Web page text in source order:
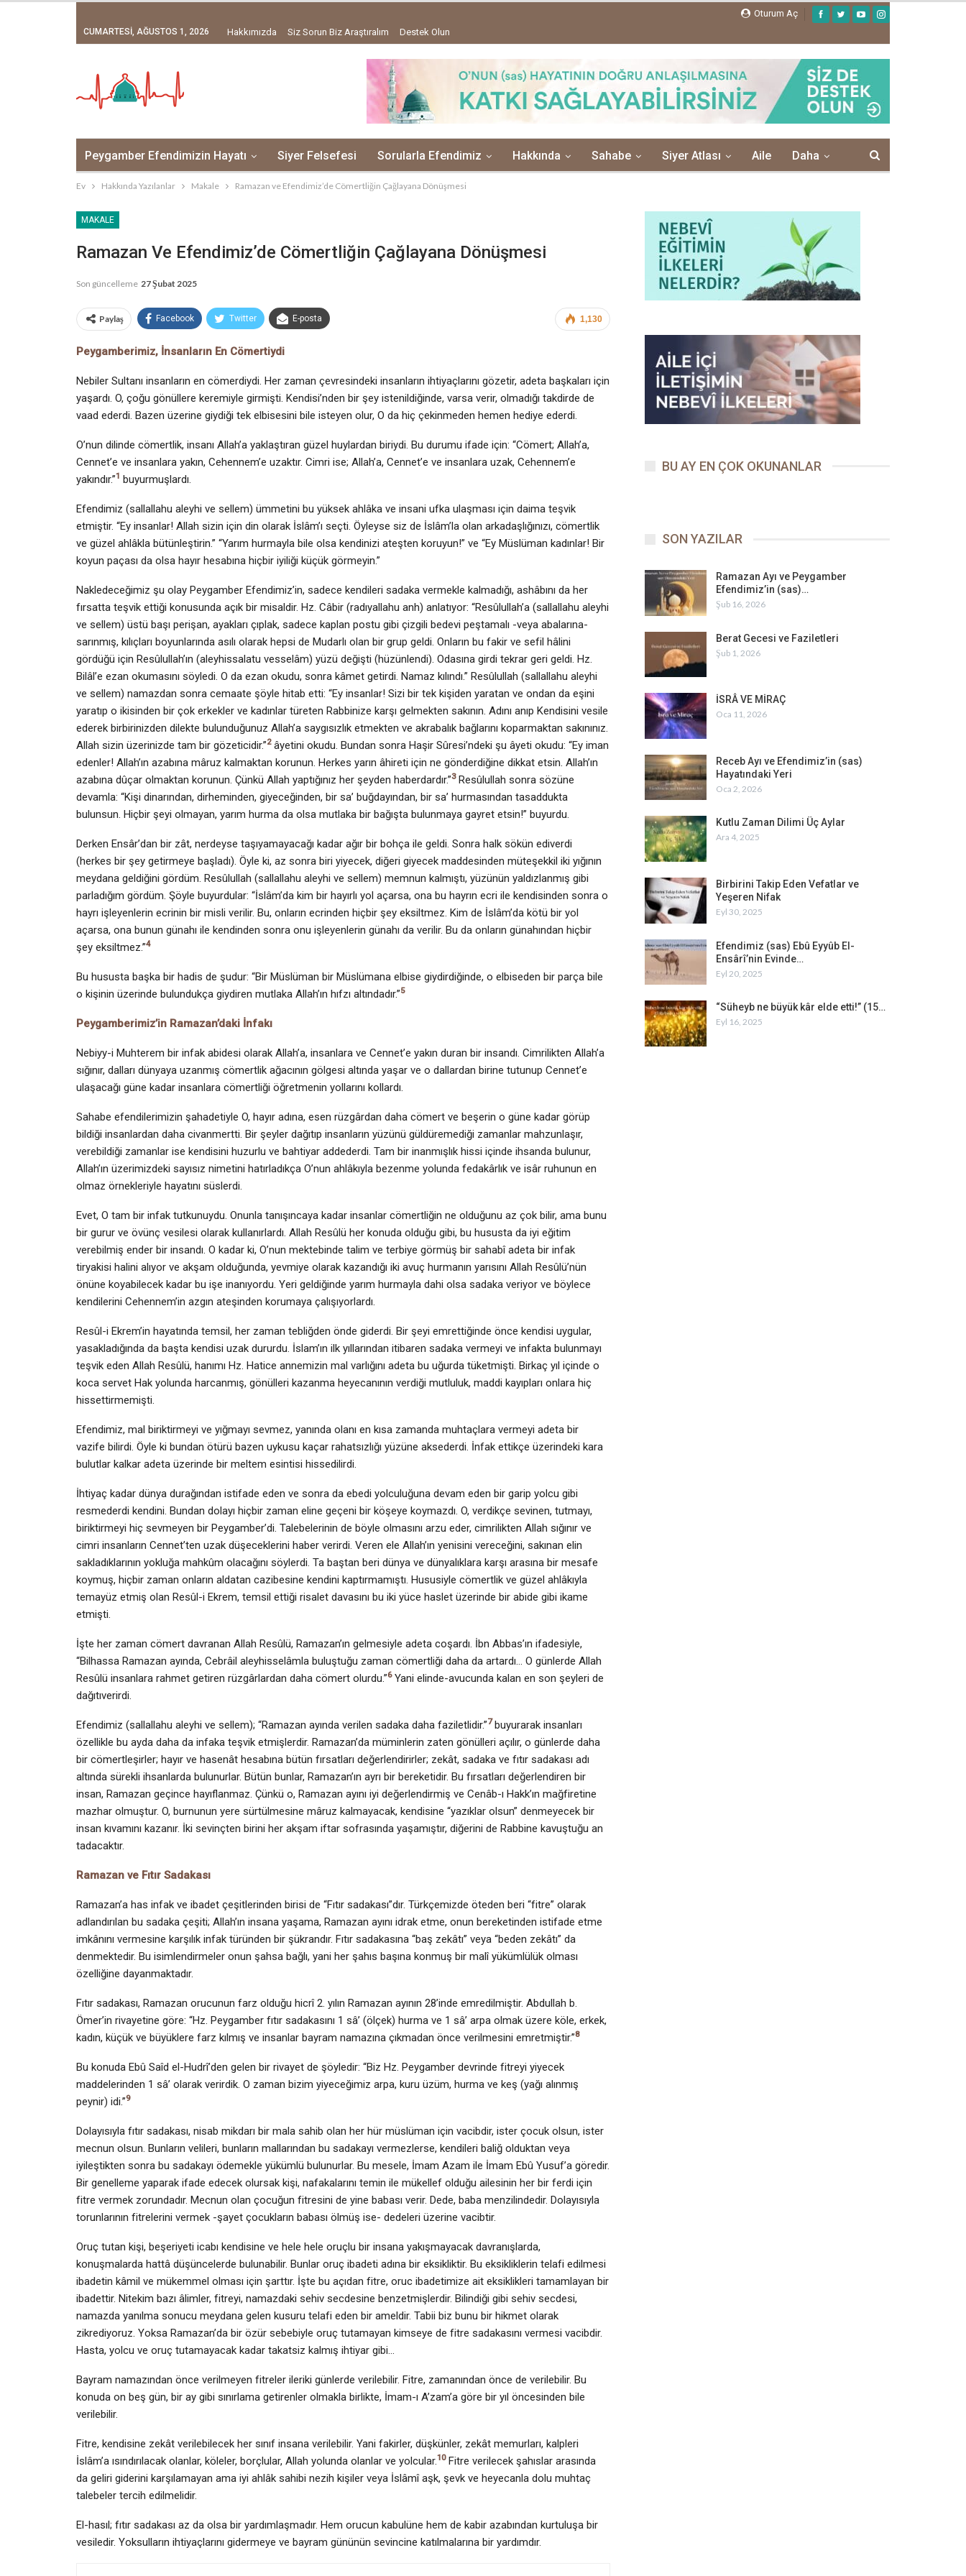
Oturum Aç
CUMARTESI, AĞUSTOS 1, 2026 Hakkımızda Siz Sorun Biz Araştıralım Destek Olun
Peygamber Efendimizin Hayatı Siyer Felsefesi Sorularla Efendimiz Hakkında Sahabe Siyer Atlası Aile Daha
Ev Hakkında Yazılanlar Makale Ramazan ve Efendimiz’de Cömertliğin Çağlayana Dönüşmesi
MAKALE
Ramazan Ve Efendimiz’de Cömertliğin Çağlayana Dönüşmesi
Son güncelleme 27 Şubat 2025
1,130
Paylaş Facebook Twitter E-posta
Peygamberimiz, İnsanların En Cömertiydi
Nebiler Sultanı insanların en cömerdiydi. Her zaman çevre­sindeki insanların ihtiyaçlarını gözetir, adeta başkaları için
yaşar­dı. O, çoğu gönüllere keremiyle girmişti. Kendisi’nden bir şey is­tenildiğinde, varsa verir, olmadığı takdirde de
vaad ederdi. Bazen üzerine giydiği tek elbisesini bile isteyen olur, O da hiç çekinme­den hemen hediye ederdi.
O’nun dilinde cömertlik, insanı Allah’a yaklaştıran güzel huylar­dan biriydi. Bu durumu ifade için: “Cömert; Allah’a,
Cennet’e ve insanlara yakın, Cehennem’e uzaktır. Cimri ise; Allah’a, Cennet’e ve insanlara uzak, Cehennem’e
yakındır.”1 buyurmuşlardı.
Efendimiz (sallallahu aleyhi ve sellem) ümmetini bu yüksek ahlâka ve insani ufka ulaş­ması için daima teşvik
etmiştir. “Ey insanlar! Allah sizin için din olarak İslâm’ı seçti. Öyleyse siz de İslâm’la olan arkadaşlığınızı, cömertlik
ve güzel ahlâkla bütünleştirin.” “Yarım hurmayla bile olsa kendini­zi ateşten koruyun!” ve “Ey Müslüman kadınlar! Bir
koyun paçası da olsa hayır hesabına hiçbir iyiliği küçük görmeyin.”
Nakledeceğimiz şu olay Peygamber Efendimiz’in, sadece ken­dileri sadaka vermekle kalmadığı, ashâbını da her
fırsatta teşvik ettiği konusunda açık bir misaldir. Hz. Câbir (radıyallahu anh) anlatıyor: “Resûlullah’a (sallallahu aleyhi
ve sellem) üstü başı perişan, ayakları çıp­lak, sadece kaplan postu gibi çizgili bedevi peştamalı -veya abala­rına-
sarınmış, kılıçları boyunlarında asılı olarak hepsi de Mudarlı olan bir grup geldi. Onların bu fakir ve sefil hâlini
gördüğü için Resûlullah’ın (aleyhissalatu vesselâm) yüzü değişti (hüzünlendi). Odasına girdi tekrar geri geldi. Hz.
Bilâl’e ezan okumasını söyledi. O da ezan okudu, sonra kâmet getirdi. Namaz kılındı.” Resûlullah (sallal­lahu aleyhi
ve sellem) namazdan sonra cemaate şöyle hitab etti: “Ey insanlar! Sizi bir tek kişiden yaratan ve ondan da eşini
ya­ratıp o ikisinden bir çok erkekler ve kadınlar türeten Rabbinize karşı gelmekten sakının. Adını anıp Kendisini vesile
ederek birbirinizden dilekte bulun­duğunuz Allah’a saygısızlık etmekten ve akrabalık bağlarını kopar­maktan sakınınız.
Allah sizin üzerinizde tam bir gözeticidir.”2âyetini okudu. Bundan sonra Haşir Sûresi’ndeki şu âyeti okudu: “Ey iman
edenler! Allah’ın azabına mâruz kalmaktan ko­runun. Herkes yarın âhireti için ne gönderdiğine dikkat etsin. Allah’ın
azabına dûçar olmaktan korunun. Çünkü Allah yaptığı­nız her şeyden haberdardır.”3Resûlullah sonra sözüne
devamla: “Kişi dinarından, dirheminden, giyeceğinden, bir sa’ buğdayından, bir sa’ hurmasından tasaddukta
bulunsun. Hiçbir şeyi olmayan, yarım hurma da olsa mutlaka bir bağışta bulunmaya gayret etsin!” buyurdu.
Derken Ensâr’dan bir zât, nerdeyse taşıyamayacağı kadar ağır bir bohça ile geldi. Sonra halk sökün ediverdi
(herkes bir şey getirmeye başladı). Öyle ki, az sonra biri yiyecek, diğeri giyecek maddesinden müteşekkil iki yığının
meydana geldiğini gördüm. Resûlullah (sallallahu aleyhi ve sellem) memnun kalmıştı, yüzünün yaldız­lanmış gibi
parladığım gördüm. Şöyle buyurdular: “İslâm’da kim bir hayırlı yol açarsa, ona bu hayrın ecri ile kendi­sinden sonra o
hayrı işleyenlerin ecrinin bir misli verilir. Bu, onların ecrinden hiçbir şey eksiltmez. Kim de İslâm’da kötü bir yol
açarsa, ona bunun günahı ile kendinden sonra onu işleyenlerin günahı da verilir. Bu da onların günahından hiçbir
şey eksiltmez.”4
Bu hususta başka bir hadis de şudur: “Bir Müslüman bir Müslümana elbise giydirdiğinde, o elbise­den bir parça bile
o kişinin üzerinde bulundukça giydiren mutla­ka Allah’ın hıfzı altındadır.”5
Peygamberimiz’in Ramazan’daki İnfakı
Nebiyy-i Muhterem bir infak abidesi olarak Allah’a, insanlara ve Cennet’e yakın duran bir insandı. Cimrilikten Allah’a
sığınır, dalları dünyaya uzanmış cömertlik ağacının gölgesi altında yaşar ve o dallardan birine tutunup Cennet’e
ulaşacağı güne kadar insanlara cömertliği öğretmenin yollarını kollardı.
Sahabe efendilerimizin şahadetiyle O, hayır adına, esen rüzgârdan daha cömert ve beşerin o güne kadar görüp
bildiği insanlardan daha civanmertti. Bir şeyler dağıtıp insanların yüzünü güldüremediği zamanlar mahzunlaşır,
verebildiği zamanlar ise kendisini huzurlu ve bahtiyar addederdi. Tam bir inanmışlık hissi içinde ihsanda bulunur,
Allah’ın üzerimizdeki sayısız nimetini hatırladıkça O’nun ahlâkıyla bezenme yolunda fedakârlık ve isâr ruhunun en
olmaz örnekleriyle hayatını süslerdi.
Evet, O tam bir infak tutkunuydu. Onunla tanışıncaya kadar insanlar cömertliğin ne olduğunu az çok bilir, ama bunu
bir gurur ve övünç vesilesi olarak kullanırlardı. Allah Resûlü her konuda olduğu gibi, bu hususta da iyi eğitim
verebilmiş ender bir insandı. O kadar ki, O’nun mektebinde talim ve terbiye görmüş bir sahabî adeta bir infak
tiryakisi halini alıyor ve akşam olduğunda, yevmiye olarak kazandığı iki avuç hurmanın yarısını Allah Resûlü’nün
önüne koyabilecek kadar bu işe inanıyordu. Yeri geldiğinde yarım hurmayla dahi olsa sadaka veriyor ve böylece
kendilerini Cehennem’in azgın ateşinden korumaya çalışıyorlardı.
Resûl-i Ekrem’in hayatında temsil, her zaman tebliğden önde giderdi. Bir şeyi emrettiğinde önce kendisi uygular,
yasakladığında da başta kendisi uzak dururdu. İslam’ın ilk yıllarından itibaren sadaka vermeyi ve infakta bulunmayı
teşvik eden Allah Resûlü, hanımı Hz. Hatice annemizin mal varlığını adeta bu uğurda tüketmişti. Birkaç yıl içinde o
koca servet Hak yolunda harcanmış, gönülleri kazanma heyecanının verdiği mutluluk, maddi kayıpları onlara hiç
hissettirmemişti.
Efendimiz, mal biriktirmeyi ve yığmayı sevmez, yanında olanı en kısa zamanda muhtaçlara vermeyi adeta bir
vazife bilirdi. Öyle ki bundan ötürü bazen uykusu kaçar rahatsızlığı yüzüne aksederdi. İnfak ettikçe üzerindeki kara
bulutlar kalkar adeta üzerinde bir meltem esintisi hissedilirdi.
İhtiyaç kadar dünya durağından istifade eden ve sonra da ebedi yolculuğuna devam eden bir garip yolcu gibi
resmederdi kendini. Bundan dolayı hiçbir zaman eline geçeni bir köşeye koymazdı. O, verdikçe sevinen, tutmayı,
biriktirmeyi hiç sevmeyen bir Peygamber’di. Talebelerinin de böyle olmasını arzu eder, cimrilikten Allah sığınır ve
cimri insanların Cennet’ten uzak düşeceklerini haber verirdi. Veren ele Allah’ın yenisini vereceğini, sakınan elin
sakladıklarının yokluğa mahkûm olacağını söylerdi. Ta baştan beri dünya ve dünyalıklara karşı arasına bir mesafe
koymuş, hiçbir zaman onların aldatan cazibesine kendini kaptırmamıştı. Hususiyle cömertlik ve güzel ahlâkıyla
temayüz etmiş olan Resûl-i Ekrem, temsil ettiği risalet davasını bu iki yüce haslet üzerinde bir abide gibi ikame
etmişti.
İşte her zaman cömert davranan Allah Resûlü, Ramazan’ın gel­mesiyle adeta coşardı. İbn Abbas’ın ifadesiyle,
“Bilhassa Ramazan ayında, Cebrâil aleyhisselâmla buluştuğu zaman cömertliği daha da artardı… O günlerde Allah
Resûlü insanla­ra rahmet getiren rüzgârlardan daha cömert olurdu.”6Yani elinde-avucunda kalan en son şeyleri de
dağıtıverirdi.
Efendimiz (sallallahu aleyhi ve sellem); “Ramazan ayında verilen sa­daka daha faziletlidir.”7buyurarak insanları
özellikle bu ayda daha da infaka teş­vik etmişlerdir. Ramazan’da müminlerin zaten gönülleri açılır, o günlerde daha
bir cömertleşirler; hayır ve hasenât hesabına bütün fırsatları değerlendirirler; zekât, sadaka ve fıtır sadakası adı
altın­da sürekli ihsanlarda bulunurlar. Bütün bunlar, Ramazan’ın ayrı bir bereketidir. Bu fırsatları değerlendiren bir
insan, Ramazan geçince hayıflanmaz. Çünkü o, Ramazan ayını iyi değerlendirmiş ve Cenâb-ı Hakk’ın mağfiretine
mazhar olmuştur. O, burnunun yere sürtülmesine mâruz kalmayacak, kendisine “yazıklar olsun” denmeyecek bir
insan kıvamını kazanır. İki sevinçten birini her akşam iftar sofrasında yaşamıştır, diğerini de Rabbine kavuştuğu an
tadacaktır.
Ramazan ve Fıtır Sadakası
Ramazan’a has infak ve ibadet çeşitlerinden birisi de “Fıtır sadakası”dır. Türkçemizde öteden beri “fitre” olarak
adlandırılan bu sadaka çeşiti; Allah’ın insana yaşama, Ramazan ayını idrak etme, onun bereketinden istifade etme
imkânını vermesine karşılık infak türünden bir şük­randır. Fıtır sadakasına “baş zekâtı” veya “beden zekâtı” da
denmektedir. Bu isimlendir­meler onun şahsa bağlı, yani her şahıs başına konmuş bir malî yükümlü­lük olması
özelliğine dayanmaktadır.
Fıtır sadakası, Ramazan orucunun farz olduğu hicrî 2. yı­lın Ramazan ayının 28’inde emredilmiştir. Abdullah b.
Ömer’in rivayetine göre: “Hz. Peygamber fıtır sadakasını 1 sâ’ (ölçek) hurma ve 1 sâ’ arpa olmak üzere köle, erkek,
kadın, küçük ve büyüklere farz kılmış ve insanlar bayram namazına çıkma­dan önce verilmesini emretmiştir.”8
Bu konuda Ebû Saîd el-Hudrî’den gelen bir rivayet de şöy­ledir: “Biz Hz. Peygamber devrinde fitreyi yiyecek
maddelerin­den 1 sâ’ olarak verirdik. O zaman bizim yiyeceğimiz arpa, kuru üzüm, hurma ve keş (yağı alınmış
peynir) idi.”9
Dolayısıyla fıtır sadakası, nisab mikdarı bir mala sahib olan her hür müslüman için vacibdir, ister çocuk olsun, ister
mecnun olsun. Bunların velileri, bunların mallarından bu sadakayı vermezlerse, kendileri baliğ olduktan veya
iyileştikten sonra bu sadakayı ödemekle yükümlü bulunurlar. Bu mesele, İmam Azam ile İmam Ebû Yusuf’a göredir.
Bir genelleme yaparak ifade edecek olursak kişi, nafakalarını te­min ile mükellef olduğu ailesinin her bir ferdi için
fitre ver­mek zorundadır. Mecnun olan çocuğun fitresini de yine babası verir. Dede, baba menzilindedir. Dolayısıyla
torunlarının fitrelerini vermek -şa­yet çocukların babası ölmüş ise- dedeleri üzerine vacibtir.
Oruç tutan kişi, beşeriyeti icabı kendisine ve hele hele oruçlu bir insana yakışmayacak davranışlarda,
konuşmalarda hattâ düşüncelerde bulunabilir. Bunlar oruç ibadeti adına bir eksikliktir. Bu eksikliklerin telafi edilmesi
ibadetin kâmil ve mükemmel olması için şarttır. İşte bu açıdan fitre, oruc ibadetimize ait eksiklikleri tamamlayan bir
ibadettir. Nitekim bazı âlimler, fitreyi, namazdaki sehiv secdesine benzetmişlerdir. Bilindiği gibi sehiv secdesi,
namazda yanılma sonucu meydana gelen kusuru telafi eden bir ameldir. Tabii biz bunu bir hikmet olarak
zikrediyoruz. Yoksa Ramazan’da bir özür sebebiyle oruç tutamayan kimseye de fitre sadakasını vermesi vacibdir.
Hasta, yolcu ve oruç tutamayacak kadar takatsiz kalmış ihtiyar gibi…
Bayram namazından önce verilmeyen fitreler ileriki günlerde verilebilir. Fitre, zamanından önce de verilebilir. Bu
konuda on beş gün, bir ay gibi sınırlama getirenler olmakla birlikte, İmam-ı A’zam’a göre bir yıl öncesinden bile
verilebilir.
Fitre, kendisine zekât verilebilecek her sınıf insana verilebilir. Yani fa­kirler, düşkünler, zekât memurları, kalpleri
İslâm’a ısındırılacak olanlar, köleler, borçlular, Allah yolunda olanlar ve yolcular.10Fitre verilecek şahıslar arasında
da geliri giderini karşılamayan ama iyi ahlâk sahibi nezih kişiler veya İslâmî aşk, şevk ve heyecanla dolu muhtaç
talebeler tercih edilmelidir.
El-hasıl; fıtır sadakası az da olsa bir yardımlaşmadır. Hem orucun kabulüne hem de kabir azabından kurtuluşa bir
vesiledir. Yoksulların ihtiyaçlarını gidermeye ve bayram gününün sevincine katılmalarına bir yardımdır.
BU AY EN ÇOK OKUNANLAR
SON YAZILAR
Ramazan Ayı ve Peygamber
Efendimiz’in (sas)…
Şub 16, 2026
Berat Gecesi ve Faziletleri
Şub 1, 2026
İSRÂ VE MİRAÇ
Oca 11, 2026
Receb Ayı ve Efendimiz’in (sas)
Hayatındaki Yeri
Oca 2, 2026
Kutlu Zaman Dilimi Üç Aylar
Ara 4, 2025
Birbirini Takip Eden Vefatlar ve
Yeşeren Nifak
Eyl 30, 2025
Efendimiz (sas) Ebû Eyyûb El-
Ensârî’nin Evinde…
Eyl 20, 2025
“Süheyb ne büyük kâr elde etti!” (15…
Eyl 16, 2025